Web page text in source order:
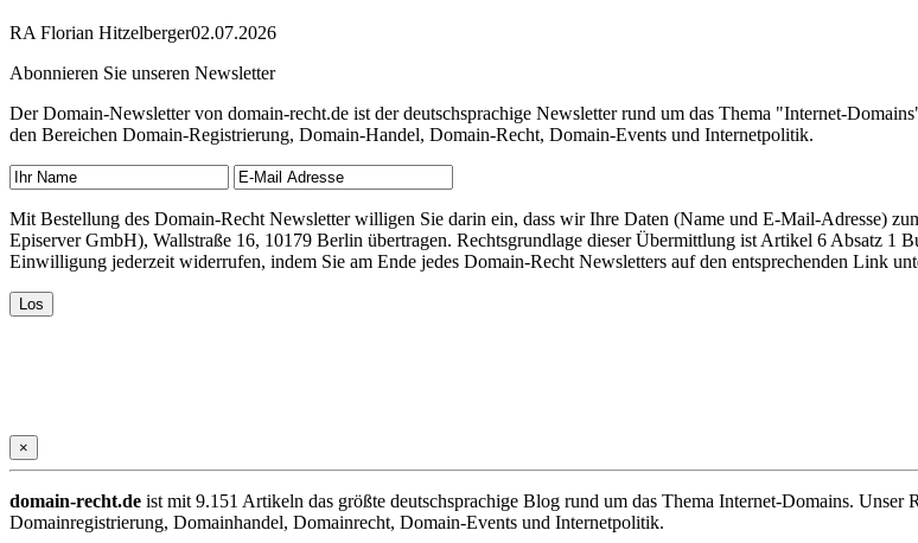
RA Florian Hitzelberger02.07.2026
Abonnieren Sie unseren Newsletter
Der Domain-Newsletter von domain-recht.de ist der deutschsprachige Newsletter rund um das Thema "Internet-
den Bereichen Domain-Registrierung, Domain-Handel, Domain-Recht, Domain-Events und Internetpolitik.
Mit Bestellung des Domain-Recht Newsletter willigen Sie darin ein, dass wir Ihre Daten (Name und E-Mail-Adresse)
Episerver GmbH), Wallstraße 16, 10179 Berlin übertragen. Rechtsgrundlage dieser Übermittlung ist Artikel 6 Absatz 1
Einwilligung jederzeit widerrufen, indem Sie am Ende jedes Domain-Recht Newsletters auf den entsprechenden Link
×
domain-recht.de ist mit 9.151 Artikeln das größte deutschsprachige Blog rund um das Thema Internet-Domains.
Domainregistrierung, Domainhandel, Domainrecht, Domain-Events und Internetpolitik.